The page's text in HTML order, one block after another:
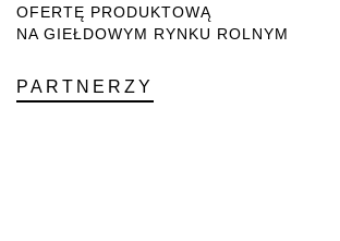
OFERTĘ PRODUKTOWĄ
NA GIEŁDOWYM RYNKU ROLNYM
PARTNERZY